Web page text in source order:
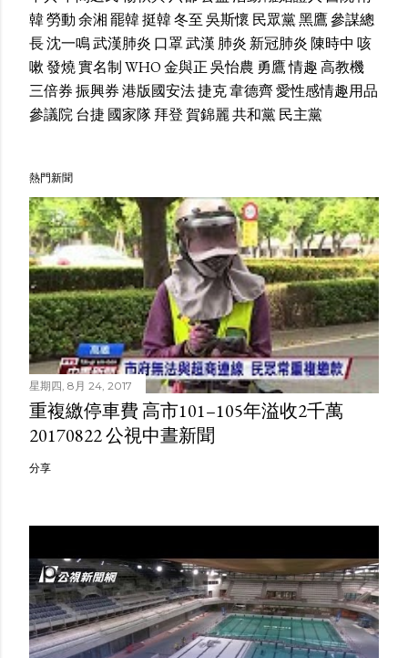
韓勞動余湘罷韓挺韓冬至吳斯懷 民眾黨黑鷹參謀總
長沈一鳴武漢肺炎 口罩武漢 肺炎 新冠肺炎陳時中 咳
嗽發燒實名制WHO金與正吳怡農 勇鷹情趣高教機
三倍券振興券港版國安法捷克韋德齊愛性感情趣用品
參議院台捷 國家隊拜登賀錦麗共和黨民主黨
熱門新聞
星期四, 8月 24, 2017
重複繳停車費 高市101–105年溢收2千萬
20170822 公視中晝新聞
分享